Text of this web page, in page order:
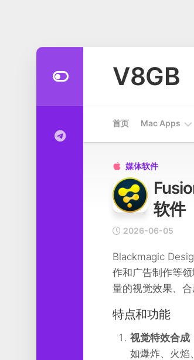
V8GB
首页 Mac Apps
Apps
开
工
统
工
形
计
 媒体软件
软件
2026-06-05
Blackmagic
作和广告制作等
量的视觉效果、合
特点和功能
视觉特效合成
如爆炸、火焰